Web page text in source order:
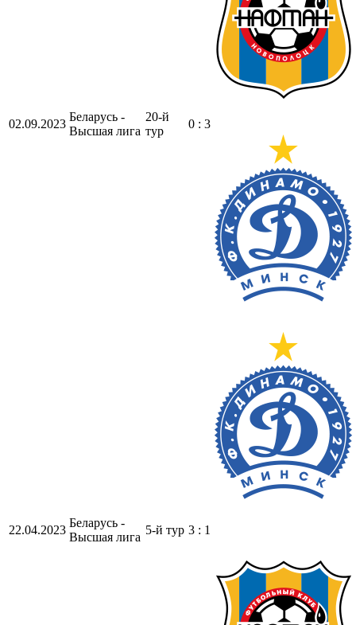
02.09.2023
Беларусь -
Высшая лига
20-й
тур
0 : 3
22.04.2023
Беларусь -
Высшая лига
5-й тур 3 : 1